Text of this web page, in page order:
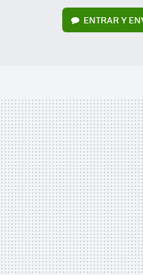
ENTRAR Y